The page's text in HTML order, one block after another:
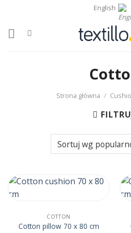
content
English
Strona główna /
COTTON
Cotton pillow 70 x 80 cm